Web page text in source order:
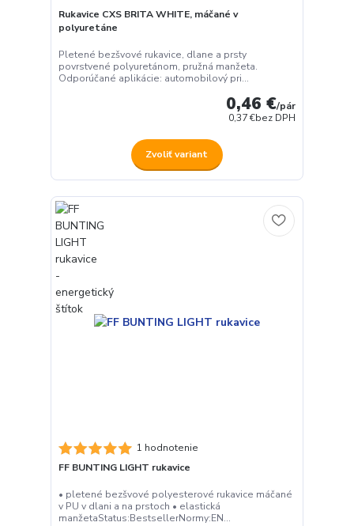
Rukavice CXS BRITA WHITE, máčané v
polyuretáne
Pletené bezšvové rukavice, dlane a prsty
povrstvené polyuretánom, pružná manžeta.
Odporúčané aplikácie: automobilový pri...
0,46 €/pár
0,37 €bez DPH
Zvoliť variant
1 hodnotenie
FF BUNTING LIGHT rukavice
• pletené bezšvové polyesterové rukavice máčané
v PU v dlani a na prstoch • elastická
manžetaStatus:BestsellerNormy:EN...